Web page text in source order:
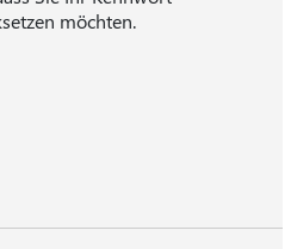
möchten.